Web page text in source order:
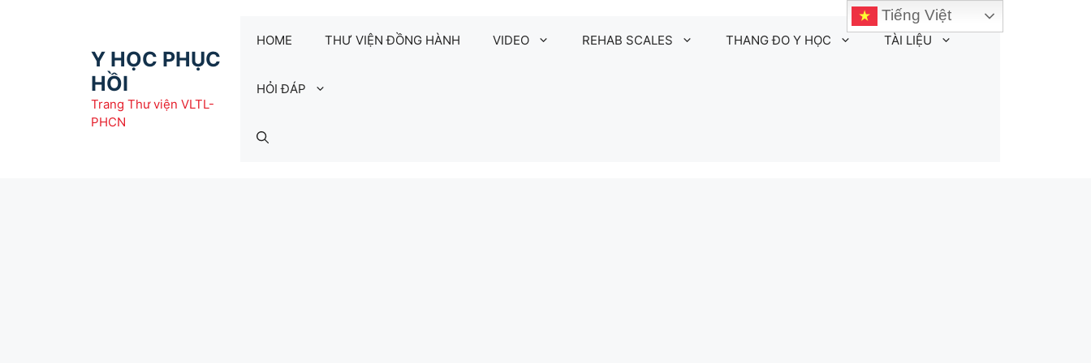
Y HỌC PHỤC
HỒI
Trang Thư viện VLTL-
PHCN
HOME THƯ VIỆN ĐỒNG HÀNH VIDEO REHAB SCALES THANG ĐO Y HỌC TÀI LIỆU
HỎI ĐÁP
Tiếng Việt